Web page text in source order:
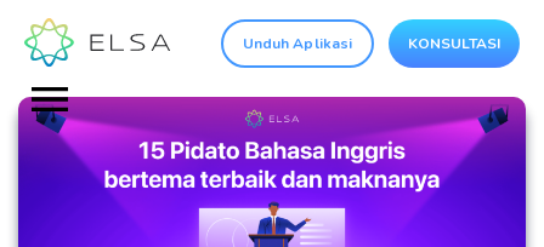
Unduh Aplikasi KONSULTASI